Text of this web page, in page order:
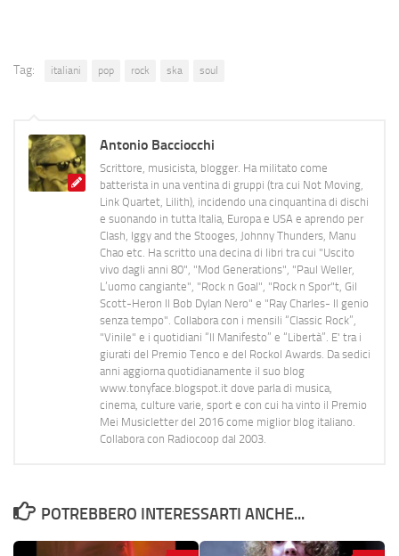
Tag: italiani pop rock ska soul
Antonio Bacciocchi
Scrittore, musicista, blogger. Ha militato come
batterista in una ventina di gruppi (tra cui Not Moving,
Link Quartet, Lilith), incidendo una cinquantina di dischi
e suonando in tutta Italia, Europa e USA e aprendo per
Clash, Iggy and the Stooges, Johnny Thunders, Manu
Chao etc. Ha scritto una decina di libri tra cui "Uscito
vivo dagli anni 80", "Mod Generations", "Paul Weller,
L’uomo cangiante", "Rock n Goal", "Rock n Spor"t, Gil
Scott-Heron Il Bob Dylan Nero" e "Ray Charles- Il genio
senza tempo". Collabora con i mensili “Classic Rock”,
"Vinile" e i quotidiani “Il Manifesto” e “Libertà”. E' tra i
giurati del Premio Tenco e del Rockol Awards. Da sedici
anni aggiorna quotidianamente il suo blog
www.tonyface.blogspot.it dove parla di musica,
cinema, culture varie, sport e con cui ha vinto il Premio
Mei Musicletter del 2016 come miglior blog italiano.
Collabora con Radiocoop dal 2003.
POTREBBERO INTERESSARTI ANCHE...